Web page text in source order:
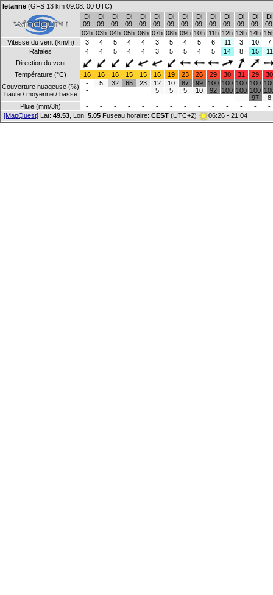
letanne (GFS 13 km 09.08. 00 UTC)
Di
09.
Di
09.
Di
09.
Di
09.
Di
09.
Di
09.
Di
09.
Di
09.
Di
09.
Di
09.
Di
09.
Di
09.
Di
09.
Di
02h 03h 04h 05h 06h 07h 08h 09h 10h 11h 12h 13h 14h
Vitesse du vent (km/h)
3 4 5 4 4 3 5 4 5 6 11 3 10
7
Rafales
4 4 5 4 4 3 5 5 4 5 14 8 15
11
Direction du vent
Température (°C)
16 16 16 15 15 16 19 23 26 29 30 31 29
30
Couverture nuageuse (%)
haute / moyenne / basse
-
-
-
5 32 65 23
12
5
10
5
87
5
99
10
100
92
100
100
100
100
100
100
97
8
Pluie (mm/3h)
- - - - - - - - - - - - -
-
[MapQuest] Lat: 49.53, Lon: 5.05 Fuseau horaire: CEST (UTC+2) 06:26 - 21:04